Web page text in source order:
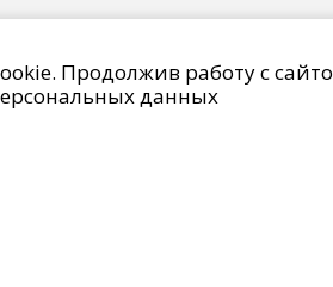
на отзыв согласия и удаление
IMG Lighting © 2014 - 2026
Продолжив работу с
данных